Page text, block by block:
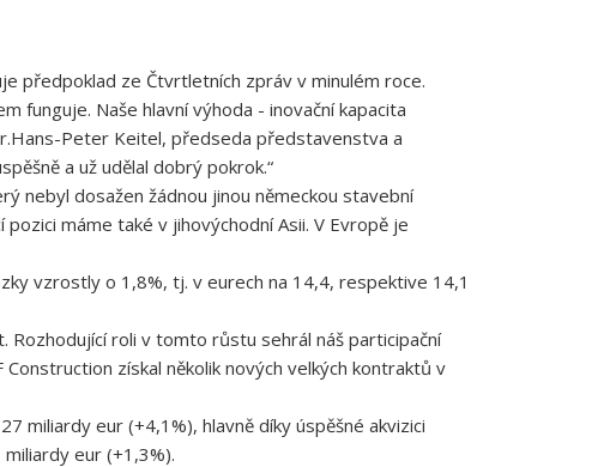
předpoklad ze Čtvrtletních zpráv v minulém roce.
funguje. Naše hlavní výhoda - inovační kapacita
Peter Keitel, předseda představenstva a
a už udělal dobrý pokrok.“
nebyl dosažen žádnou jinou německou stavební
máme také v jihovýchodní Asii. V Evropě je
vzrostly o 1,8%, tj. v eurech na 14,4, respektive 14,1
Rozhodující roli v tomto růstu sehrál náš participační
získal několik nových velkých kontraktů v
miliardy eur (+4,1%), hlavně díky úspěšné akvizici
eur (+1,3%).